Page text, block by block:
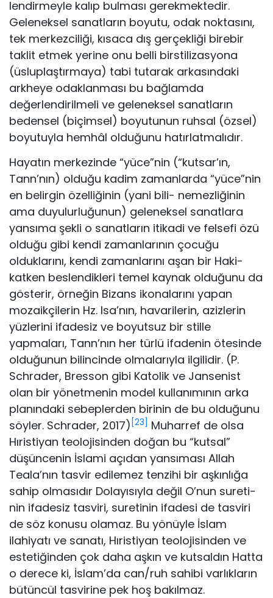
lendirmeyle kalıp bulması gerekmektedir.
Geleneksel sanatla­rın boyutu, odak noktasını,
tek merkezciliği, kısaca dış gerçekliği birebir
taklit etmek yerine onu belli birstilizasyona
(üsluplaş­tırmaya) tabi tutarak arkasındaki
arkheye odaklanması bu bağ­lamda
değerlendirilmeli ve geleneksel sanatların
bedensel (bi­çimsel) boyutunun ruhsal (özsel)
boyutuyla hemhâl olduğunu hatırlatmalıdır.
Hayatın merkezinde “yüce”nin (“kutsar’ın,
Tann’nın) oldu­ğu kadim zamanlarda “yüce”nin
en belirgin özelliğinin (yani bili- nemezliğinin
ama duyulurluğunun) geleneksel sanatlara
yansı­ma şekli o sanatların itikadi ve felsefi özü
olduğu gibi kendi za­manlarının çocuğu
olduklarını, kendi zamanlarını aşan bir Haki­
katken beslendikleri temel kaynak olduğunu da
gösterir, örne­ğin Bizans ikonalarını yapan
mozaikçilerin Hz. Isa’nın, havarile­rin, azizlerin
yüzlerini ifadesiz ve boyutsuz bir stille
yapmaları, Tann’nın her türlü ifadenin ötesinde
olduğunun bilincinde ol­malarıyla ilgilidir. (P.
Schrader, Bresson gibi Katolik ve Jansenist
olan bir yönetmenin model kullanımının arka
planındaki sebep­lerden birinin de bu olduğunu
söyler. Schrader, 2017) [23]
Muharref de olsa
Hıristiyan teolojisinden doğan bu “kutsal”
düşüncenin İslami açıdan yansıması Allah
Teala’nın tasvir edilemez ten­zihi bir aşkınlığa
sahip olmasıdır Dolayısıyla değil O’nun sureti­
nin ifadesiz tasviri, suretinin ifadesi de tasviri
de söz konusu ola­maz. Bu yönüyle İslam
ilahiyatı ve sanatı, Hıristiyan teolojisinden ve
estetiğinden çok daha aşkın ve kutsaldın Hatta
o derece ki, İs­lam’da can/ruh sahibi varlıkların
bütüncül tasvirine pek hoş ba­kılmaz.